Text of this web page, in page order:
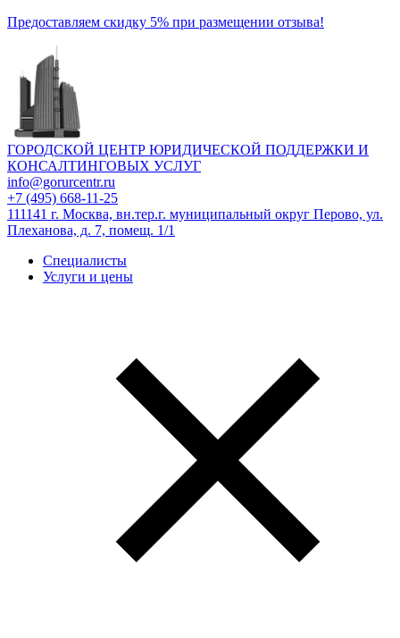
Предоставляем скидку 5% при размещении отзыва!
ГОРОДСКОЙ ЦЕНТР ЮРИДИЧЕСКОЙ ПОДДЕРЖКИ И
КОНСАЛТИНГОВЫХ УСЛУГ
info@gorurcentr.ru
+7 (495) 668-11-25
111141 г. Москва, вн.тер.г. муниципальный округ Перово, ул.
Плеханова, д. 7, помещ. 1/1
Специалисты
Услуги и цены